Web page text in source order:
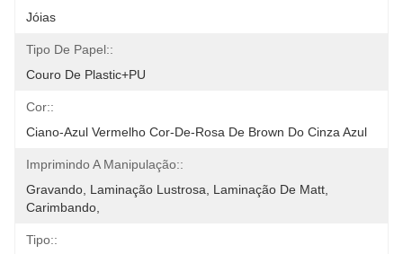
Jóias
Tipo De Papel::
Couro De Plastic+PU
Cor::
Ciano-Azul Vermelho Cor-De-Rosa De Brown Do Cinza Azul
Imprimindo A Manipulação::
Gravando, Laminação Lustrosa, Laminação De Matt,
Carimbando,
Tipo::